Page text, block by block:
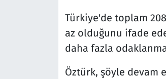
Türkiye'de toplam
az olduğunu ifade
daha fazla
Öztürk, şöyle devam